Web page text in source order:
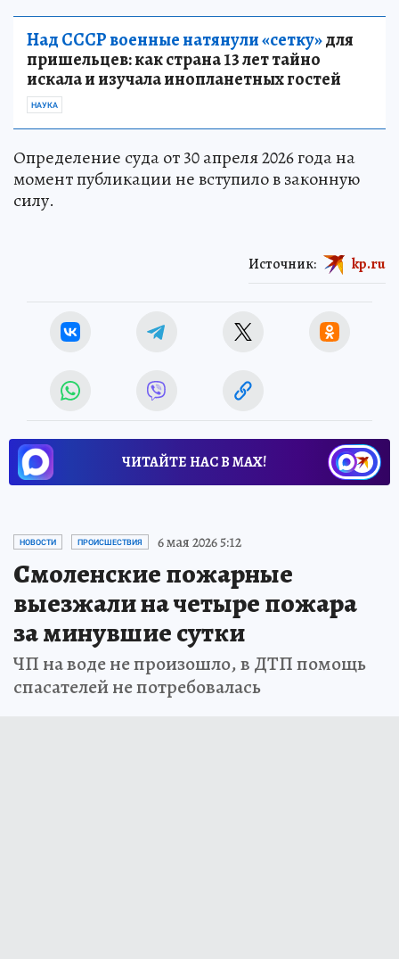
Над СССР военные натянули «сетку»для
пришельцев: как страна 13 лет тайно
искала и изучала инопланетных гостей
НАУКА
Определение суда от 30 апреля 2026 года на
момент публикации не вступило в законную
силу.
Источник: kp.ru
ЧИТАЙТЕ НАС В МАХ!
НОВОСТИ ПРОИСШЕСТВИЯ 6 мая 2026 5:12
Смоленские пожарные
выезжали на четыре пожара
за минувшие сутки
ЧП на воде не произошло, в ДТП помощь
спасателей не потребовалась